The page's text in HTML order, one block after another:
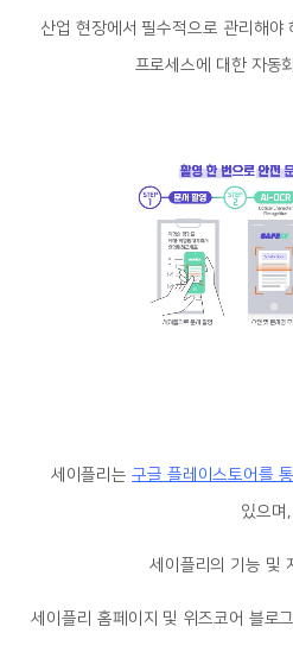
산업 현장에서 필수적으로 관리해야
프로세스에 대한 자동
세이플리는 구글 플레이스토어를
있으며,
세이플리의 기능 및
세이플리 홈페이지 및 위즈코어 블로